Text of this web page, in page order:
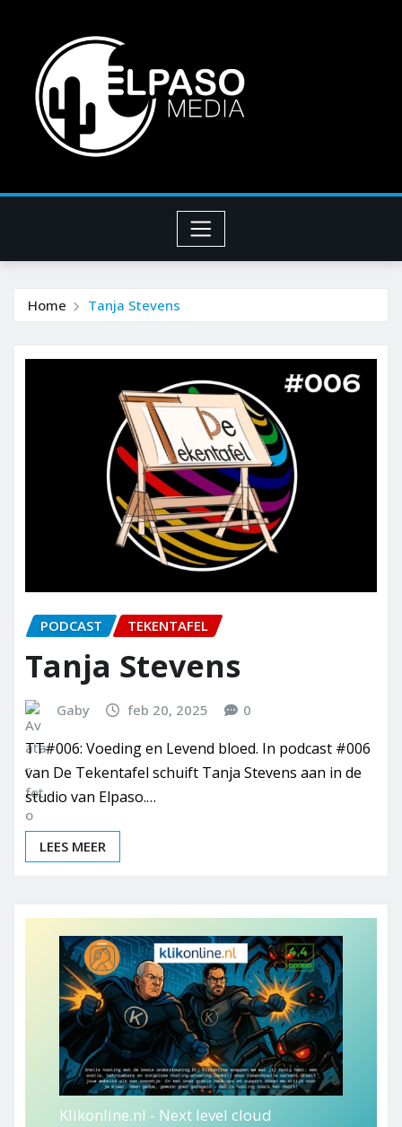
Home Tanja Stevens
PODCAST TEKENTAFEL
Tanja Stevens
Gaby feb 20, 2025 0
TT#006: Voeding en Levend bloed. In podcast #006
van De Tekentafel schuift Tanja Stevens aan in de
studio van Elpaso.…
LEES MEER
Klikonline.nl - Next level cloud